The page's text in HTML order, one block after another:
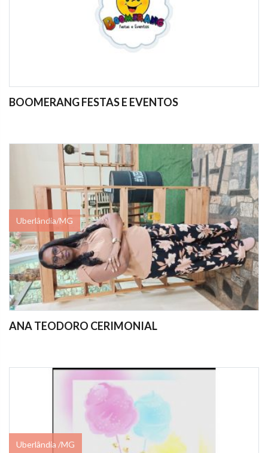
BOOMERANG FESTAS E EVENTOS
Uberlândia/MG
ANA TEODORO CERIMONIAL
Uberlândia /MG